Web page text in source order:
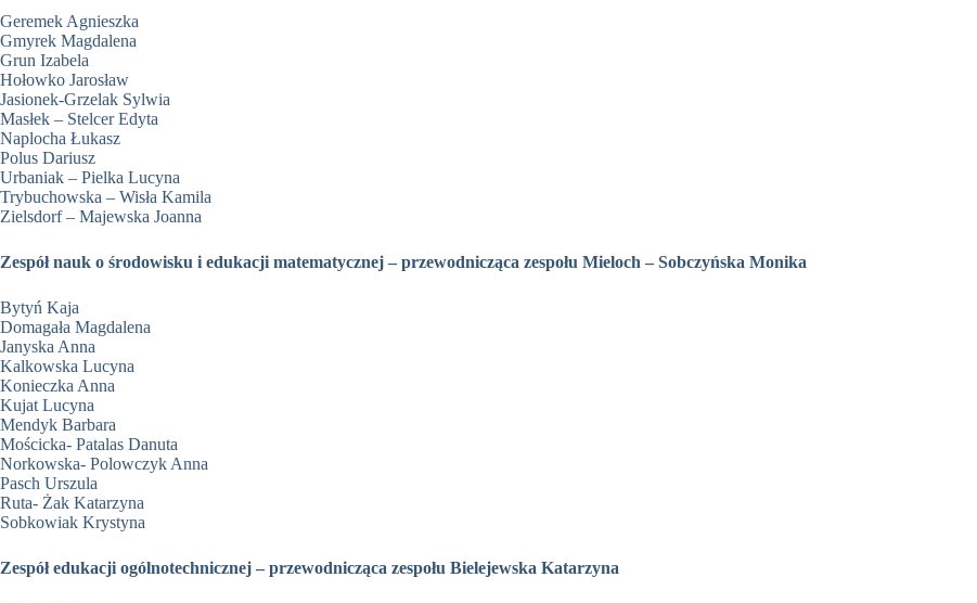
Geremek Agnieszka
Gmyrek Magdalena
Grun Izabela
Hołowko Jarosław
Jasionek-Grzelak Sylwia
Masłek – Stelcer Edyta
Naplocha Łukasz
Polus Dariusz
Urbaniak – Pielka Lucyna
Trybuchowska – Wisła Kamila
Zielsdorf – Majewska Joanna
Zespół nauk o środowisku i edukacji matematycznej – przewodnicząca zespołu Mieloch – Sobczyńska Monika
Bytyń Kaja
Domagała Magdalena
Janyska Anna
Kalkowska Lucyna
Konieczka Anna
Kujat Lucyna
Mendyk Barbara
Mościcka- Patalas Danuta
Norkowska- Polowczyk Anna
Pasch Urszula
Ruta- Żak Katarzyna
Sobkowiak Krystyna
Zespół edukacji ogólnotechnicznej – przewodnicząca zespołu Bielejewska Katarzyna